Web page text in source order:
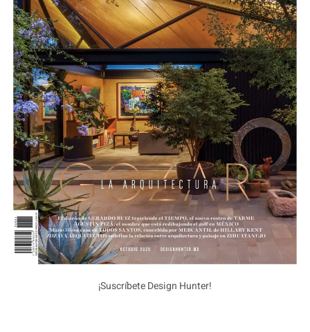
¡Suscríbete Design Hunter!